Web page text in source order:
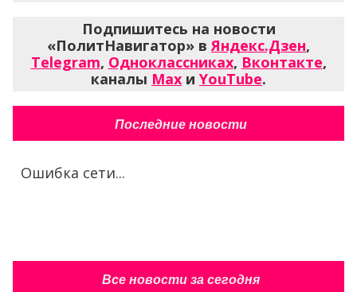
Подпишитесь на новости
«ПолитНавигатор» вЯндекс.Дзен,
Telegram, Одноклассниках, Вконтакте,
каналы Max и YouTube.
Последние новости
Ошибка сети...
Все новости за сегодня